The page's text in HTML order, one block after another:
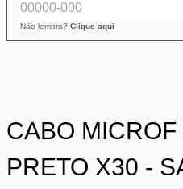
Não lembra? Clique aqui
CABO
PRETO X30 -